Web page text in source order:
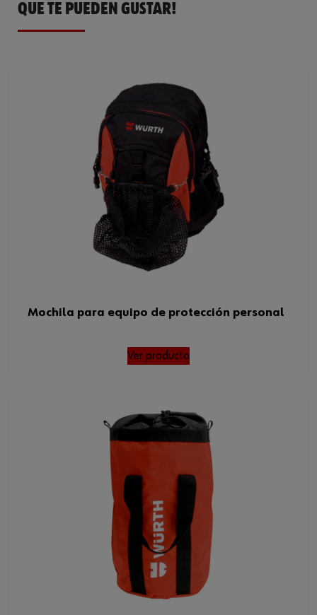
QUE TE PUEDEN GUSTAR!
Mochila para equipo de protección personal
Ver producto